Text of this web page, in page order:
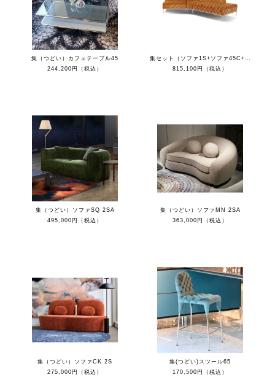
集（つどい）カフェテーブル45
244,200円（税込）
集セット（ソファ1S+ソファ45C+カウチR+クッション）
815,100円（税込）
集（つどい）ソファSQ 2SA
495,000円（税込）
集（つどい）ソファMN 2SA
363,000円（税込）
集（つどい）ソファCK 2S
275,000円（税込）
集(つどい)スツール65
170,500円（税込）